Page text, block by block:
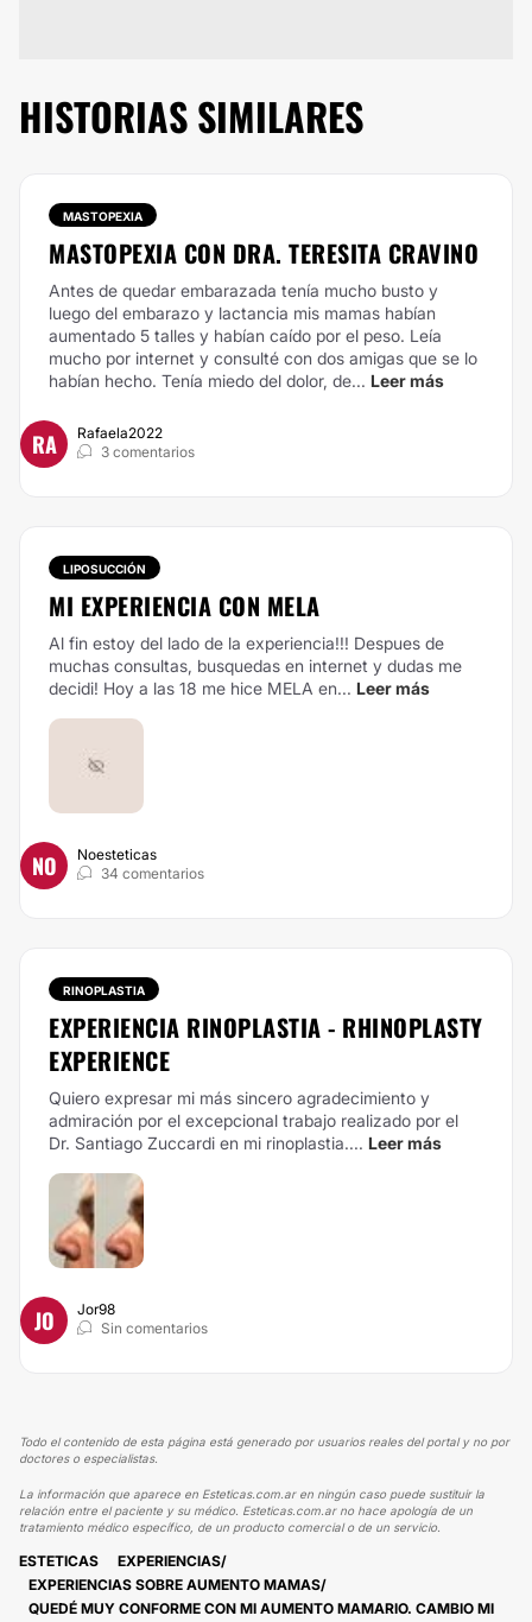
HISTORIAS SIMILARES
MASTOPEXIA
MASTOPEXIA CON DRA. TERESITA CRAVINO
Antes de quedar embarazada tenía mucho busto y
luego del embarazo y lactancia mis mamas habían
aumentado 5 talles y habían caído por el peso. Leía
mucho por internet y consulté con dos amigas que se lo
habían hecho. Tenía miedo del dolor, de... Leer más
RA
Rafaela2022
3 comentarios
LIPOSUCCIÓN
MI EXPERIENCIA CON MELA
Al fin estoy del lado de la experiencia!!! Despues de
muchas consultas, busquedas en internet y dudas me
decidi! Hoy a las 18 me hice MELA en... Leer más
NO
Noesteticas
34 comentarios
RINOPLASTIA
EXPERIENCIA RINOPLASTIA - RHINOPLASTY
EXPERIENCE
Quiero expresar mi más sincero agradecimiento y
admiración por el excepcional trabajo realizado por el
Dr. Santiago Zuccardi en mi rinoplastia.... Leer más
JO
Jor98
Sin comentarios
Todo el contenido de esta página está generado por usuarios reales del portal y no por
doctores o especialistas.
La información que aparece en Esteticas.com.ar en ningún caso puede sustituir la
relación entre el paciente y su médico. Esteticas.com.ar no hace apología de un
tratamiento médico específico, de un producto comercial o de un servicio.
ESTETICAS
EXPERIENCIAS
EXPERIENCIAS SOBRE AUMENTO MAMAS
QUEDÉ MUY CONFORME CON MI AUMENTO MAMARIO. CAMBIO MI